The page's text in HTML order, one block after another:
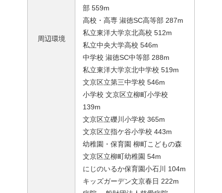
周辺環境
部 559m
高校・高専 淑徳SC高等部 287m
私立東洋大学京北高校 512m
私立中央大学高校 546m
中学校 淑徳SC中等部 288m
私立東洋大学京北中学校 519m
文京区立第三中学校 546m
小学校 文京区立柳町小学校
139m
文京区立礫川小学校 365m
文京区立指ケ谷小学校 443m
幼稚園・保育園 柳町こどもの森
文京区立柳町幼稚園 54m
にじのいるか保育園小石川 104m
キッズガーデン文京春日 222m